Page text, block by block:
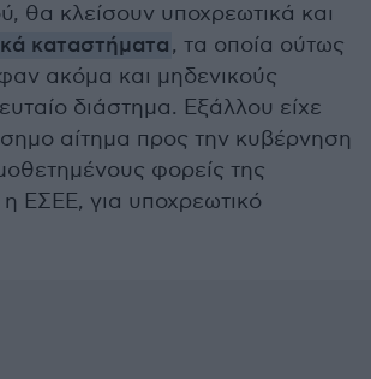
θα κλείσουν υποχρεωτικά και
καταστήματα, τα οποία ούτως
ακόμα και μηδενικούς
διάστημα. Εξάλλου είχε
αίτημα προς την κυβέρνηση
φορείς της
ΕΣΕΕ, για υποχρεωτικό